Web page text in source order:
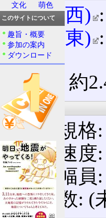
起点(西)
終点(東)
道)
延長: 約
設計諸元
構造規格
設計速度
道路幅員
車線数: (
文化
萌色
このサイトについて
趣旨・概要
参加の案内
ダウンロード